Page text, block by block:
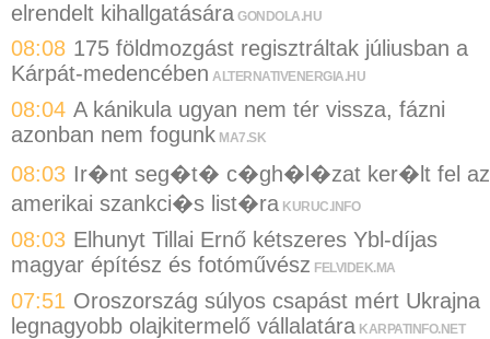
elrendelt kihallgatására GONDOLA.HU
08:08 175 földmozgást regisztráltak júliusban a
Kárpát-medencében ALTERNATIVENERGIA.HU
08:04 A kánikula ugyan nem tér vissza, fázni
azonban nem fogunk MA7.SK
08:03 Ir�nt seg�t� c�gh�l�zat ker�lt fel az
amerikai szankci�s list�ra KURUC.INFO
08:03 Elhunyt Tillai Ernő kétszeres Ybl-díjas
magyar építész és fotóművész FELVIDEK.MA
07:51 Oroszország súlyos csapást mért Ukrajna
legnagyobb olajkitermelő vállalatára KARPATINFO.NET